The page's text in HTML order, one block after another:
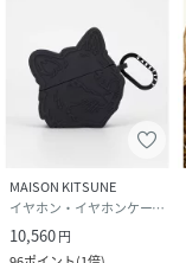
MAISON KITSUNE
イヤホン・イヤホンケース・ヘッドフォン
10,560円